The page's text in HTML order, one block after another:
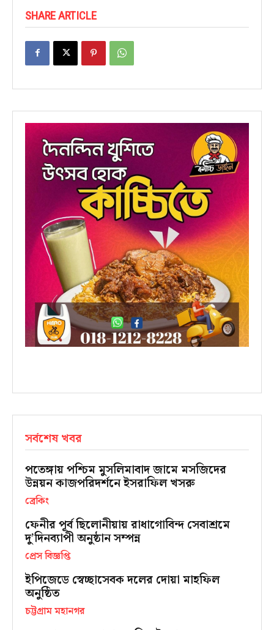
SHARE ARTICLE
সর্বশেষ খবর
পতেঙ্গায় পশ্চিম মুসলিমাবাদ জামে মসজিদের
উন্নয়ন কাজপরিদর্শনে ইসরাফিল খসরু
ব্রেকিং
ফেনীর পূর্ব ছিলোনীয়ায় রাধাগোবিন্দ সেবাশ্রমে
দু’দিনব্যাপী অনুষ্ঠান সম্পন্ন
প্রেস বিজ্ঞপ্তি
ইপিজেডে স্বেচ্ছাসেবক দলের দোয়া মাহফিল
অনুষ্ঠিত
চট্টগ্রাম মহানগর